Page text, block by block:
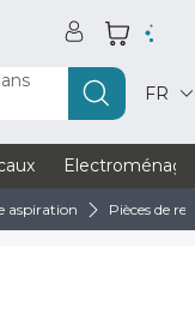
FR
aspiration Pièces de